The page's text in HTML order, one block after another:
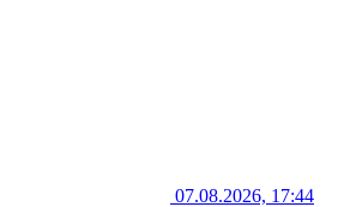
07.08.2026, 17:44